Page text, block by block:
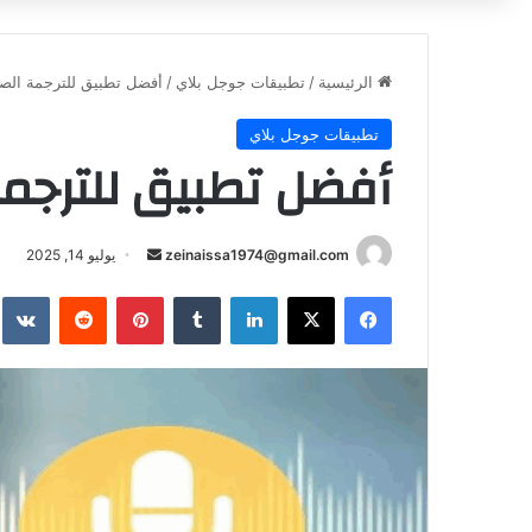
الرئيسية / تطبيقات جوجل بلاي / أفضل تطبيق للترجمة
تطبيقات جوجل بلاي
أفضل تطبيق
zeinaissa1974@gmail.com
أرسل
إلكترونيا
يوليو 14, 2025
فيسبوك ‫X لينكدإن بينتيريست